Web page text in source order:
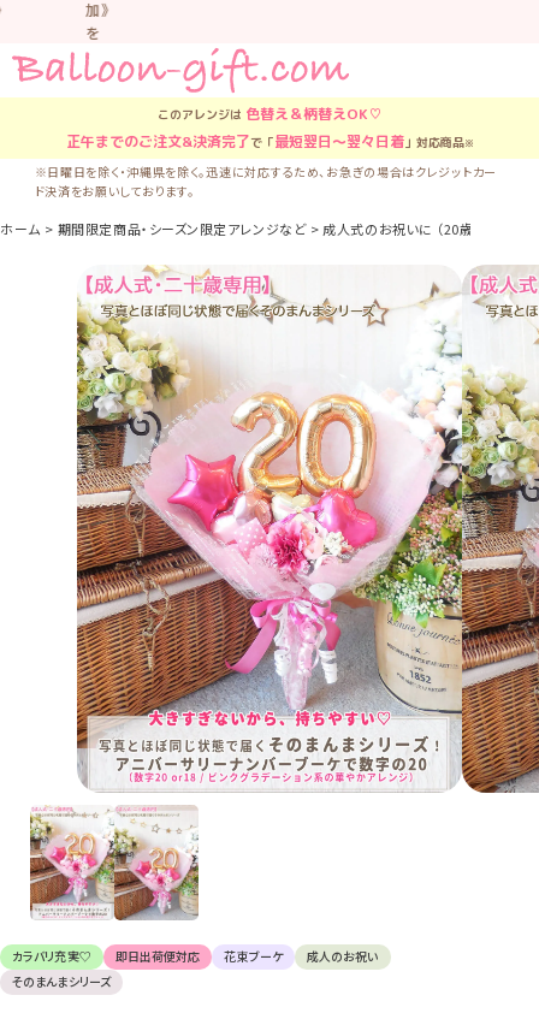
加》
を
お
す
す
し
て
い
す。
中
な
ど
置
か
な
い
よ
う
気
を
つ
け
て
楽
し
ん
で
く
だ
さ
い。
このアレンジは 色替え＆柄替えOK♡
正午までのご注文&決済完了で「最短翌日〜翌々日着」対応商品※
※日曜日を除く・沖縄県を除く。迅速に対応するため、お急ぎの場合はクレジットカー
ド決済をお願いしております。
ホーム 期間限定商品・シーズン限定アレンジなど 成人式のお祝いに （20歳のお祝いバ
カラバリ充実♡ 即日出荷便対応 花束ブーケ
成人のお祝い
そのまんまシリーズ